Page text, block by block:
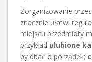
Zorganizowanie
znacznie ułatwi
miejscu przedmioty
przykład ulubione
by dbać o porządek;